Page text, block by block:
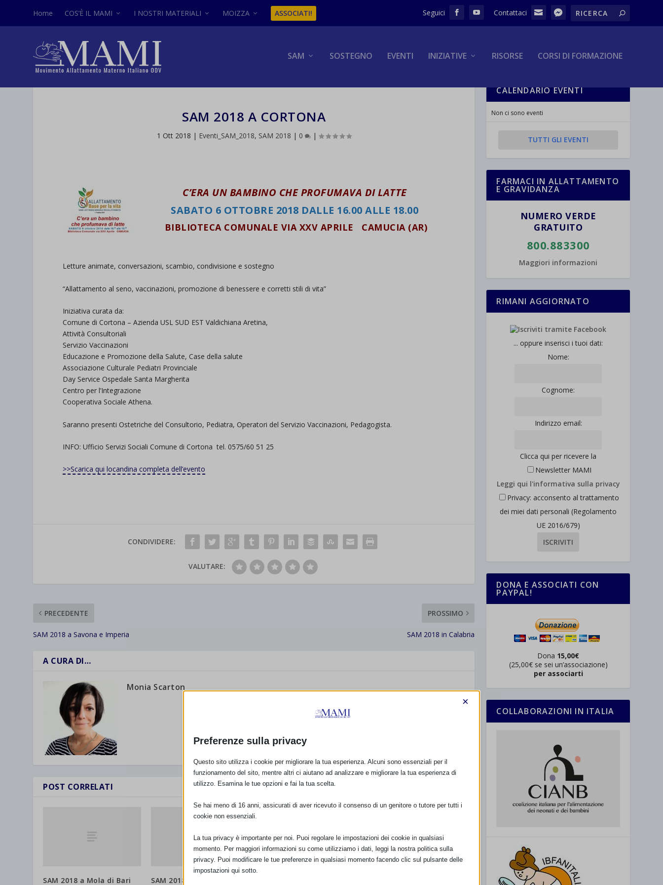
Home COS’È IL MAMI I NOSTRI MATERIALI MOIZZA ASSOCIATI!
SAM SOSTEGNO EVENTI INIZIATIVE RISORSE CORSI DI FORMAZIONE
SAM 2018 A CORTONA
1 Ott 2018 | Eventi_SAM_2018, SAM 2018 | 0 |
C’ERA UN BAMBINO CHE PROFUMAVA DI LATTE
SABATO 6 OTTOBRE 2018 DALLE 16.00 ALLE 18.00
BIBLIOTECA COMUNALE VIA XXV APRILE CAMUCIA (AR)
Letture animate, conversazioni, scambio, condivisione e sostegno
“Allattamento al seno, vaccinazioni, promozione di benessere e corretti stili di vita”
Iniziativa curata da:
Comune di Cortona – Azienda USL SUD EST Valdichiana Aretina,
Attività Consultoriali
Servizio Vaccinazioni
Educazione e Promozione della Salute, Case della salute
Associazione Culturale Pediatri Provinciale
Day Service Ospedale Santa Margherita
Centro per l’Integrazione
Cooperativa Sociale Athena.
Saranno presenti Ostetriche del Consultorio, Pediatra, Operatori del Servizio Vaccinazioni, Pedagogista.
INFO: Ufficio Servizi Sociali Comune di Cortona tel. 0575/60 51 25
>>Scarica qui locandina completa dell’evento
CONDIVIDERE:
VALUTARE:
PRECEDENTE
SAM 2018 a Savona e Imperia
PROSSIMO
SAM 2018 in Calabria
A CURA DI…
Monia Scarton
POST CORRELATI
SAM 2018 a Mola di Bari
SAM 2018 a Varese e
CALENDARIO EVENTI
Non ci sono eventi
TUTTI GLI EVENTI
FARMACI IN ALLATTAMENTO
E GRAVIDANZA
NUMERO VERDE
GRATUITO
800.883300
Maggiori informazioni
RIMANI AGGIORNATO
... oppure inserisci i tuoi dati:
Nome:
Cognome:
Indirizzo email:
Clicca qui per ricevere la
Newsletter MAMI
Leggi qui l'informativa sulla privacy
Privacy: acconsento al trattamento
dei miei dati personali (Regolamento
UE 2016/679)
DONA E ASSOCIATI CON
PAYPAL!
Dona 15,00€
(25,00€ se sei un’associazione)
per associarti
COLLABORAZIONI IN ITALIA
Preferenze sulla privacy
×
Questo sito utilizza i cookie per migliorare la tua esperienza. Alcuni sono essenziali per il
funzionamento del sito, mentre altri ci aiutano ad analizzare e migliorare la tua esperienza di
utilizzo. Esamina le tue opzioni e fai la tua scelta.
Se hai meno di 16 anni, assicurati di aver ricevuto il consenso di un genitore o tutore per tutti i
cookie non essenziali.
La tua privacy è importante per noi. Puoi regolare le impostazioni dei cookie in qualsiasi
momento. Per maggiori informazioni su come utilizziamo i dati, leggi la nostra politica sulla
privacy. Puoi modificare le tue preferenze in qualsiasi momento facendo clic sul pulsante delle
impostazioni qui sotto.